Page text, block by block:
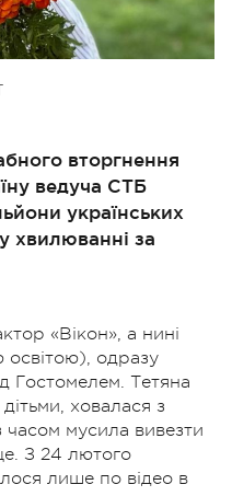
вторгнення
ведуча СТБ
українських
хвилюванні за
«Вікон», а нині
одразу
Гостомелем. Тетяна
ховалася з
мусила вивезти
З 24 лютого
лише по відео в